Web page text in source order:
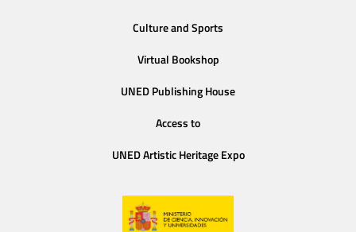
Culture and Sports
Virtual Bookshop
UNED Publishing House
Access to
UNED Artistic Heritage Expo